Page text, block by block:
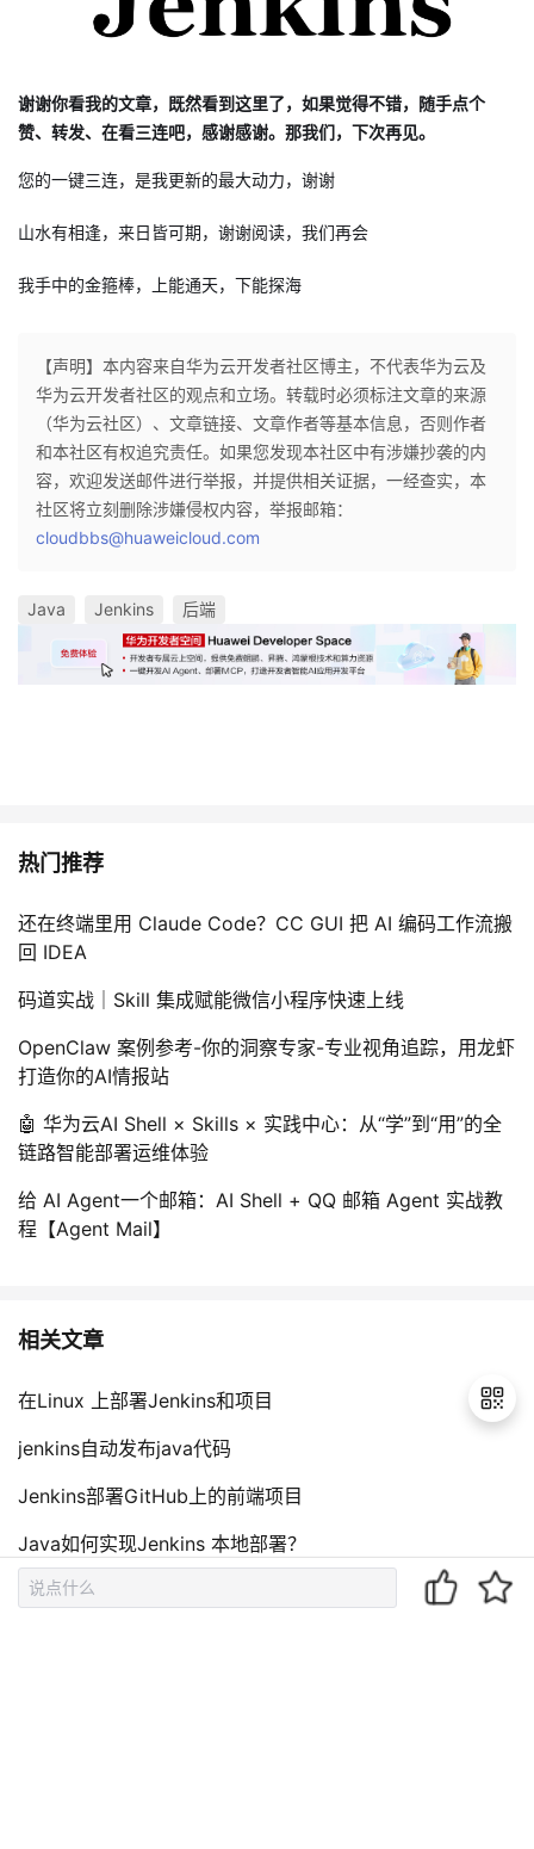
谢谢你看我的文章，既然看到这里了，如果觉得不错，随手点个
赞、转发、在看三连吧，感谢感谢。那我们，下次再见。
您的一键三连，是我更新的最大动力，谢谢
山水有相逢，来日皆可期，谢谢阅读，我们再会
我手中的金箍棒，上能通天，下能探海
【声明】本内容来自华为云开发者社区博主，不代表华为云及
华为云开发者社区的观点和立场。转载时必须标注文章的来源
（华为云社区）、文章链接、文章作者等基本信息，否则作者
和本社区有权追究责任。如果您发现本社区中有涉嫌抄袭的内
容，欢迎发送邮件进行举报，并提供相关证据，一经查实，本
社区将立刻删除涉嫌侵权内容，举报邮箱：
cloudbbs@huaweicloud.com
Java Jenkins 后端
热门推荐
还在终端里用 Claude Code？CC GUI 把 AI 编码工作流搬
回 IDEA
码道实战｜Skill 集成赋能微信小程序快速上线
OpenClaw 案例参考-你的洞察专家-专业视角追踪，用龙虾
打造你的AI情报站
🤖 华为云AI Shell × Skills × 实践中心：从“学”到“用”的全
链路智能部署运维体验
给 AI Agent一个邮箱：AI Shell + QQ 邮箱 Agent 实战教
程【Agent Mail】
相关文章
在Linux 上部署Jenkins和项目
jenkins自动发布java代码
Jenkins部署GitHub上的前端项目
Java如何实现Jenkins 本地部署？
【详解】Jenkins构建JavaMaven项目(Jar)并发布到远程